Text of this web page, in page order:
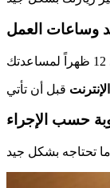
وساعات العمل
حسب الإجراء